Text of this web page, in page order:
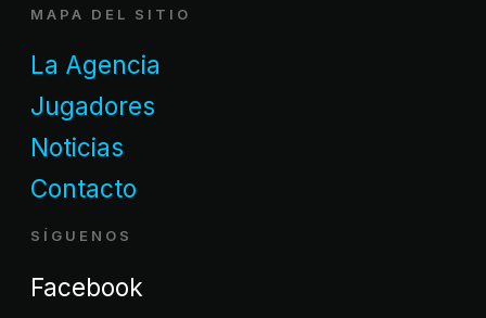
MAPA DEL SITIO
La Agencia
Jugadores
Noticias
Contacto
SÍGUENOS
Facebook